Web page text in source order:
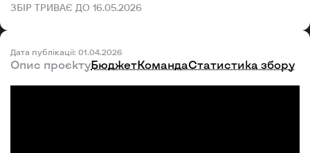
ЗБІР ТРИВАЄ ДО 16.05.2026
Дата публікації: 01.04.2026
Опис проєктуБюджетКомандаСтатистика збору